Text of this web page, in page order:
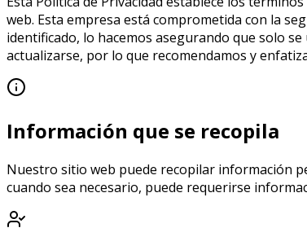
web. Esta empresa está comprometida con la
identificado, lo hacemos asegurando que solo
actualizarse, por lo que recomendamos y
Información que se recopila
Nuestro sitio web puede recopilar información
cuando sea necesario, puede requerirse